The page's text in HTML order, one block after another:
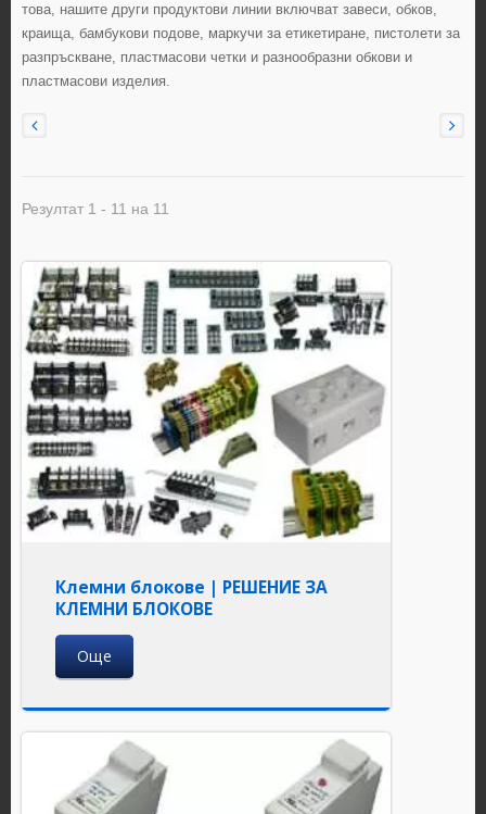
това, нашите други продуктови линии включват завеси, обков,
краища, бамбукови подове, маркучи за етикетиране, пистолети за
разпръскване, пластмасови четки и разнообразни обкови и
пластмасови изделия.
Резултат 1 - 11 на 11
Клемни блокове | РЕШЕНИЕ ЗА
КЛЕМНИ БЛОКОВЕ
Още